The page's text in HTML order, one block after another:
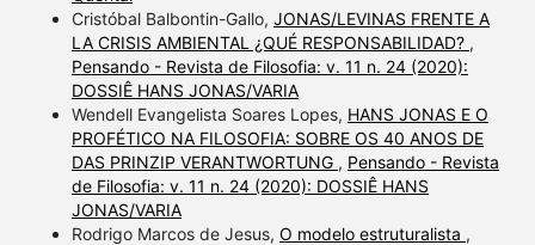
Cristóbal Balbontin-Gallo, JONAS/LEVINAS FRENTE A
LA CRISIS AMBIENTAL ¿QUÉ RESPONSABILIDAD? ,
Pensando - Revista de Filosofia: v. 11 n. 24 (2020):
DOSSIÊ HANS JONAS/VARIA
Wendell Evangelista Soares Lopes, HANS JONAS E O
PROFÉTICO NA FILOSOFIA: SOBRE OS 40 ANOS DE
DAS PRINZIP VERANTWORTUNG , Pensando - Revista
de Filosofia: v. 11 n. 24 (2020): DOSSIÊ HANS
JONAS/VARIA
Rodrigo Marcos de Jesus, O modelo estruturalista ,